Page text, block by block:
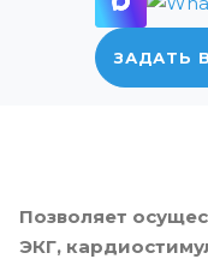
ЗАДАТЬ
Позволяет
ЭКГ,